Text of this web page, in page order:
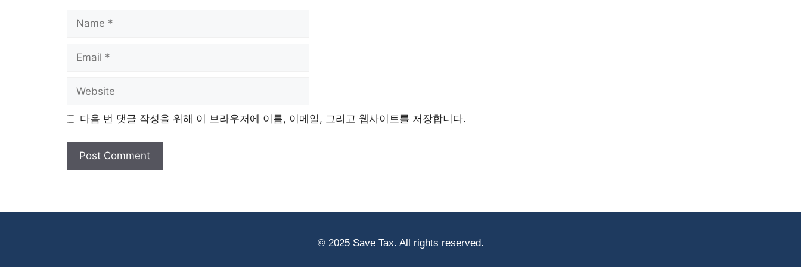
Name
Email
Website
다음 번 댓글 작성을 위해 이 브라우저에 이름, 이메일, 그리고 웹사이트를 저장합니다.
© 2025 Save Tax. All rights reserved.